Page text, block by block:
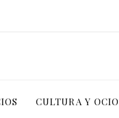
CULTURA Y OCIO